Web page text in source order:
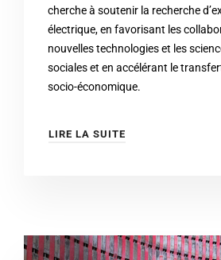
cherche à soutenir la recherche
électrique, en favorisant les
nouvelles technologies et les
sociales et en accélérant le
socio-économique.
LIRE LA SUITE